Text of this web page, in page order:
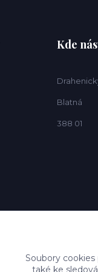
Kde
Blatná
388 01
Soubory
také ke